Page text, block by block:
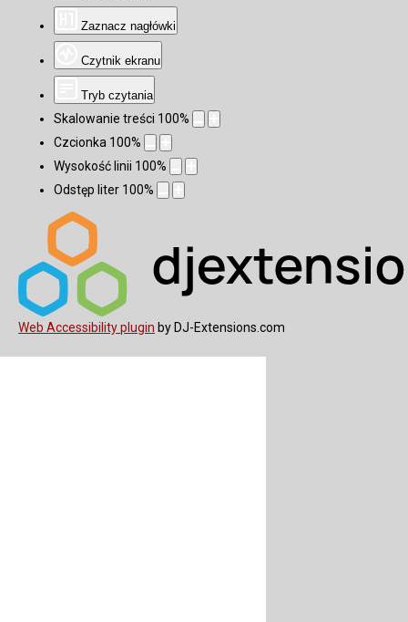
Zaznacz nagłówki
Czytnik ekranu
Tryb czytania
Skalowanie treści 100%
Czcionka 100%
Wysokość linii 100%
Odstęp liter 100%
Web Accessibility plugin by DJ-Extensions.com